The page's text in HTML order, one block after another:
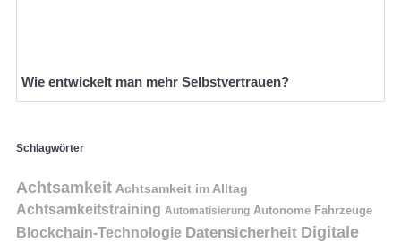
Wie entwickelt man mehr Selbstvertrauen?
Schlagwörter
Achtsamkeit Achtsamkeit im Alltag
Achtsamkeitstraining Automatisierung Autonome Fahrzeuge
Blockchain-Technologie Datensicherheit Digitale